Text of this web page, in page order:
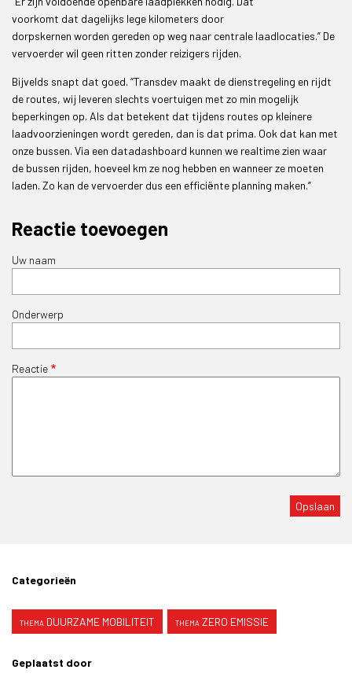
voorkomt dat dagelijks lege kilometers door
dorpskernen worden gereden op weg naar centrale laadlocaties.” De
vervoerder wil geen ritten zonder reizigers rijden.
Bijvelds snapt dat goed. “Transdev maakt de dienstregeling en rijdt
de routes, wij leveren slechts voertuigen met zo min mogelijk
beperkingen op. Als dat betekent dat tijdens routes op kleinere
laadvoorzieningen wordt gereden, dan is dat prima. Ook dat kan met
onze bussen. Via een datadashboard kunnen we realtime zien waar
de bussen rijden, hoeveel km ze nog hebben en wanneer ze moeten
laden. Zo kan de vervoerder dus een efficiënte planning maken.”
Reactie toevoegen
Uw naam
Onderwerp
Reactie
Categorieën
DUURZAME MOBILITEIT ZERO EMISSIE
Geplaatst door